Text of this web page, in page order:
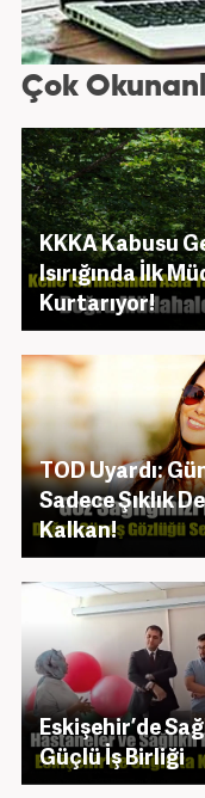
Çok
KKKA Kabusu
Isırığında İlk
Kurtarıyor!
TOD Uyardı:
Sadece Şıklık
Kalkan!
Eskişehir’de
Güçlü İş Birliği